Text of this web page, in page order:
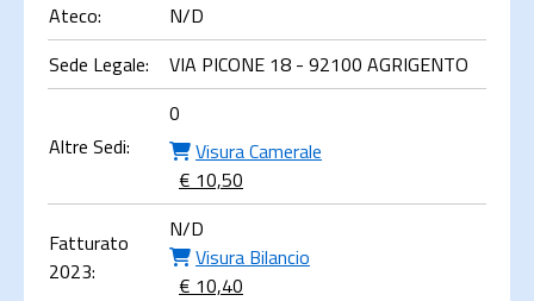
Ateco:
N/D
Sede Legale:
VIA PICONE 18 - 92100 AGRIGENTO
Altre Sedi:
0
Visura Camerale
€ 10,50
Fatturato
2023:
N/D
Visura Bilancio
€ 10,40